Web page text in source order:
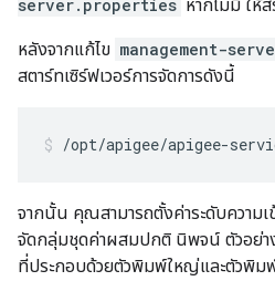
server.properties หากไม่มี ให้
หลังจากแก้ไข management-
สตาร์ทเซิร์ฟเวอร์การจัดการดังนี้
/opt/apigee/apigee-
จากนั้น คุณสามารถตั้งค่าระดับความ
จัดกลุ่มชุดค่าผสมปกติ นิพจน์ ตัวอย่า
ที่ประกอบด้วยตัวพิมพ์ใหญ่และตัวพิ